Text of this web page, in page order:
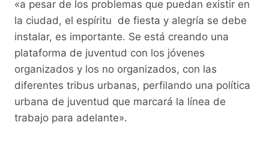
«a pesar de los problemas que puedan existir en
la ciudad, el espíritu de fiesta y alegría se debe
instalar, es importante. Se está creando una
plataforma de juventud con los jóvenes
organizados y los no organizados, con las
diferentes tribus urbanas, perfilando una política
urbana de juventud que marcará la línea de
trabajo para adelante».